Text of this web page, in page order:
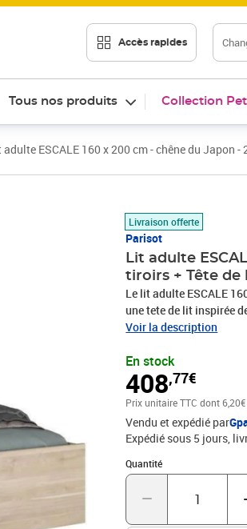
Accès rapides
Tous nos produits Collection
adulte ESCALE 160 x 200 cm - chêne du Japon
Livraison offerte
Parisot
Lit adulte
tiroirs + Tête de
Le lit adulte ESCALE
une tete de lit inspirée
particules revetus de
rangement a
Voir la description
En stock
408,77€
Prix 408,77€
Prix unitaire TTCdont
Vendu et expédié par
Expédié sous 5 jours
Quantité
Quantité : 1